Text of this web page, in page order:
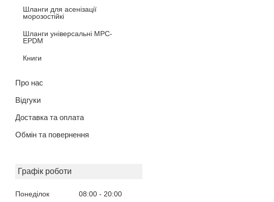
Шланги для асенізації
морозостійкі
Шланги універсальні MPC-
EPDM
Книги
Про нас
Відгуки
Доставка та оплата
Обмін та повернення
Графік роботи
Понеділок 08:00
20:00